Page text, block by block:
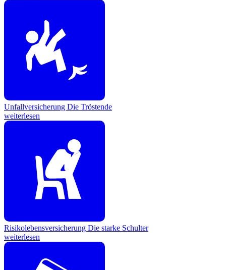
Unfallversicherung Die Tröstende
weiterlesen
Risikolebensversicherung Die starke Schulter
weiterlesen